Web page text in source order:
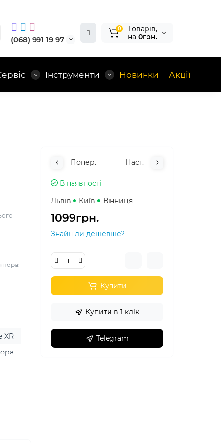
(068) 991 19 97
0
Tоварів,
на 0грн.
Інструменти Новинки Акції
XR
Попер. Наст.
В наявності
Львів
Київ Вінниця
1099грн.
Знайшли дешевше?
Купити
Купити в 1 клік
Telegram